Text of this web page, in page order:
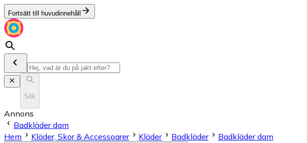
Fortsätt till huvudinnehåll
Sök
Annons
Badkläder dam
Hem
Kläder, Skor & Accessoarer Kläder Badkläder Badkläder dam